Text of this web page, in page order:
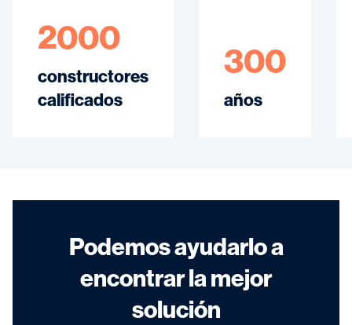
2000
constructores
calificados
300
años
Podemos ayudarlo a
encontrar la mejor
solución